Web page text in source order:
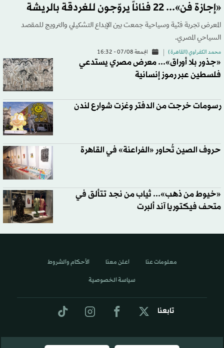
«إجازة فن»... 22 فناناً يروّجون للغردقة بالريشة
المعرض تجربة فنّية وسياحية جمعت بين الإبداع التشكيلي والترويج للمقصد
السياحي المصري.
محمد الكفراوي (القاهرة ) الجمعة 07/08 - 16:32
«جذور بلا أوراق»... معرض مصري يستدعي
فلسطين عبر رموز إنسانية
رسومات خرجت من الدفتر وغزت شوارع لندن
حروف الصين تُحاور «الفراعنة» في القاهرة
«خيوط من ذهب»... ثياب من نجد تتألق في
متحف فيكتوريا آند ألبرت
تابعنا
معلومات عنا اعلن معنا الأحكام والشروط
سياسة الخصوصية